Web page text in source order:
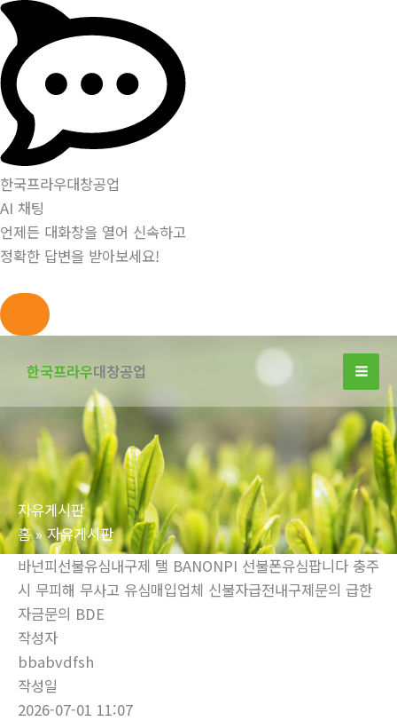
한국프라우대창공업
AI 채팅
언제든 대화창을 열어 신속하고
정확한 답변을 받아보세요!
너
뛰
기
한국프라우대창공업
자유게시판
홈
자유게시판
바넌피선불유심내구제 탤 BANONPI 선불폰유심팝니다 충주
시 무피해 무사고 유심매입업체 신불자급전내구제문의 급한
자금문의 BDE
작성자
bbabvdfsh
작성일
2026-07-01 11:07